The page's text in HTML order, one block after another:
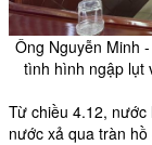
Ông Nguyễn Minh
tình hình ngập lụt
Từ chiều 4.12,
nước xả qua tràn